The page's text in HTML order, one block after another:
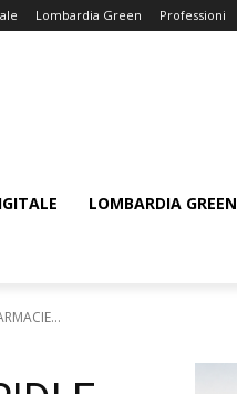
Lombardia Green Professioni
LOMBARDIA GREEN